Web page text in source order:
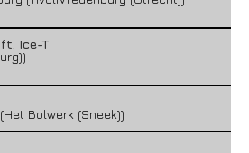
Ice-T
Bolwerk (Sneek))